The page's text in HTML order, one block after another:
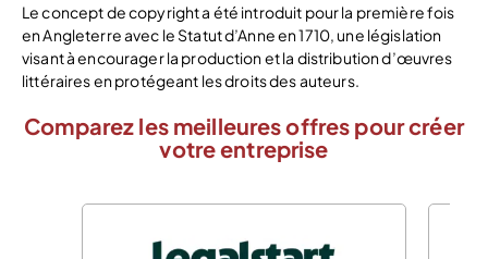
Le concept de copyright a été introduit pour la première fois
en Angleterre avec le Statut d’Anne en 1710, une législation
visant à encourager la production et la distribution d’œuvres
littéraires en protégeant les droits des auteurs.
Comparez les meilleures offres pour créer
votre entreprise